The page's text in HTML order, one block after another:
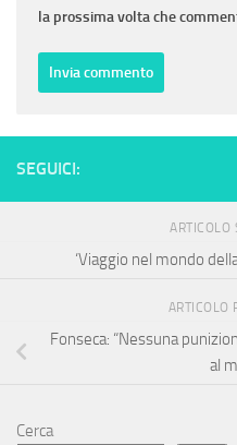
la prossima volta che
SEGUICI:
ARTICOLO
‘Viaggio nel mondo
ARTICOLO
Fonseca: “Nessuna
al
Cerca